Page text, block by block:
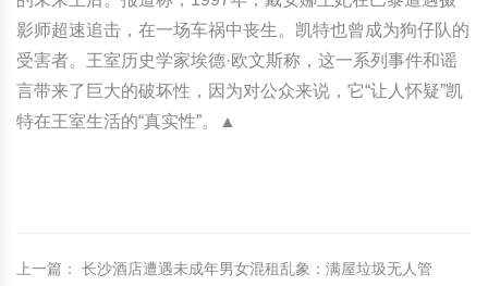
影师超速追击，在一场车祸中丧生。凯特也曾成为狗仔队的
受害者。王室历史学家埃德·欧文斯称，这一系列事件和谣
言带来了巨大的破坏性，因为对公众来说，它“让人怀疑”凯
特在王室生活的“真实性”。▲
上一篇 ： 长沙酒店遭遇未成年男女混租乱象：满屋垃圾无人管